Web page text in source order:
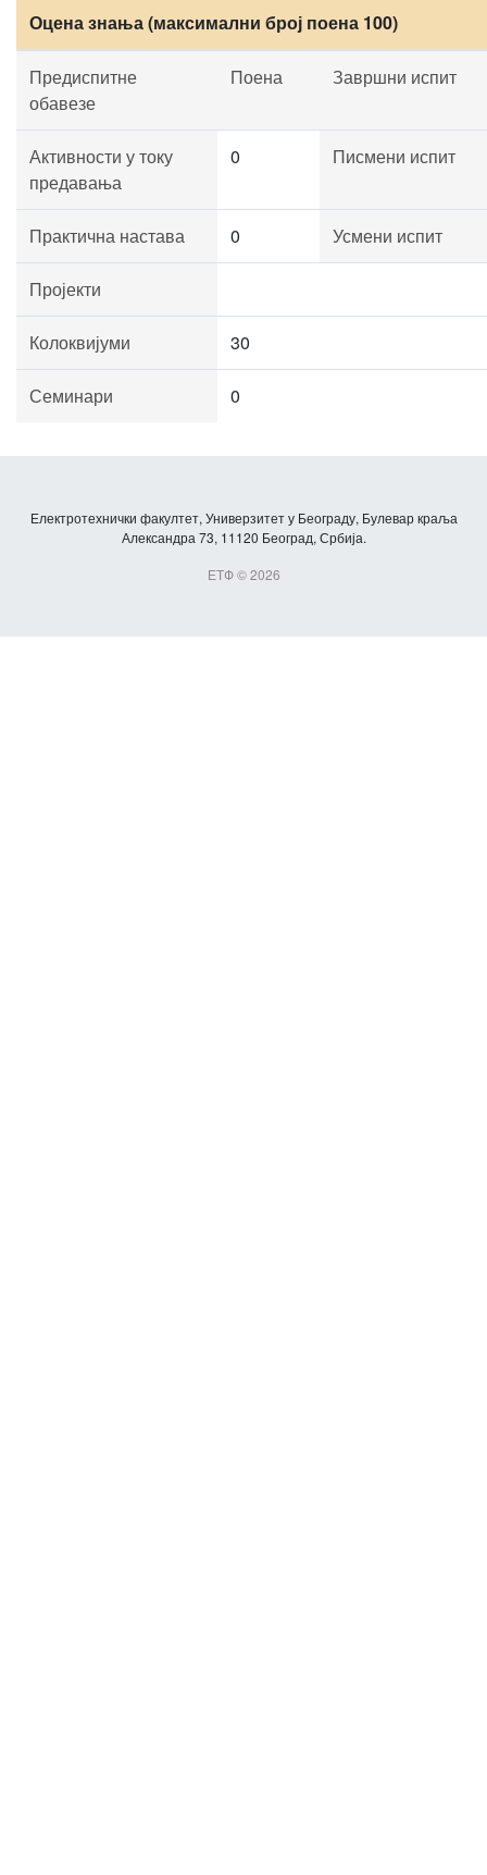
Оцена знања (максимални број поена 100)
Предиспитне
обавезе
Поена Завршни испит
Активности у току
предавања
0 Писмени испит
Практична настава 0 Усмени испит
Пројекти
Колоквијуми 30
Семинари 0
Електротехнички факултет, Универзитет у Београду, Булевар краља
Александра 73, 11120 Београд, Србија.
ЕТФ © 2026